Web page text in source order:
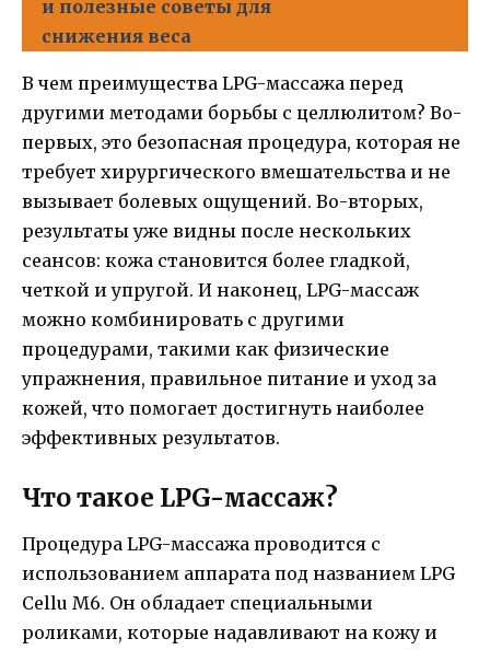
и полезные советы для
снижения веса
В чем преимущества LPG-массажа перед
другими методами борьбы с целлюлитом? Во-
первых, это безопасная процедура, которая не
требует хирургического вмешательства и не
вызывает болевых ощущений. Во-вторых,
результаты уже видны после нескольких
сеансов: кожа становится более гладкой,
четкой и упругой. И наконец, LPG-массаж
можно комбинировать с другими
процедурами, такими как физические
упражнения, правильное питание и уход за
кожей, что помогает достигнуть наиболее
эффективных результатов.
Что такое LPG-массаж?
Процедура LPG-массажа проводится с
использованием аппарата под названием LPG
Cellu M6. Он обладает специальными
роликами, которые надавливают на кожу и